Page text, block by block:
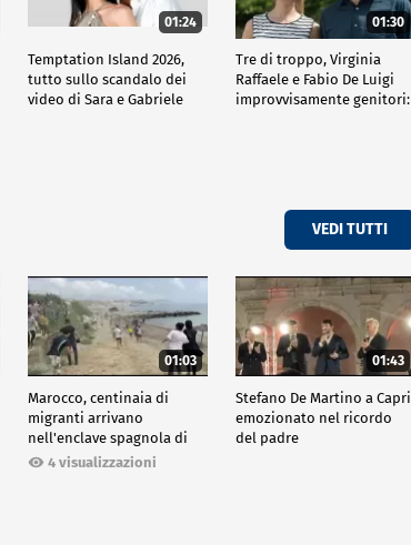
01:24
Temptation Island 2026,
tutto sullo scandalo dei
video di Sara e Gabriele
01:30
Tre di troppo, Virginia
Raffaele e Fabio De Luigi
improvvisamente genitori:
VEDI TUTTI
01:03
Marocco, centinaia di
migranti arrivano
nell'enclave spagnola di
Ceuta4 visualizzazioni
01:43
Stefano De Martino a Capri
emozionato nel ricordo
del padre